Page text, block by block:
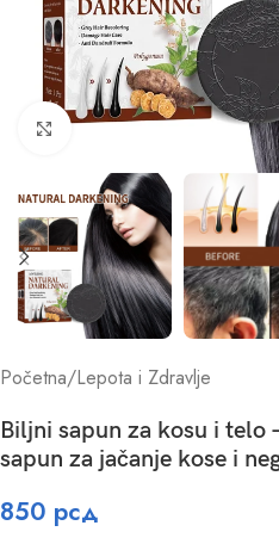
Click to enlarge
Početna/Lepota i Zdravlje
Biljni sapun za kosu i telo
sapun za jačanje kose i
850 рсд